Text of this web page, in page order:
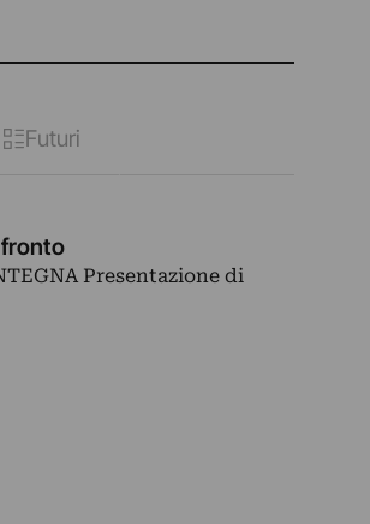
Futuri
Presentazione di